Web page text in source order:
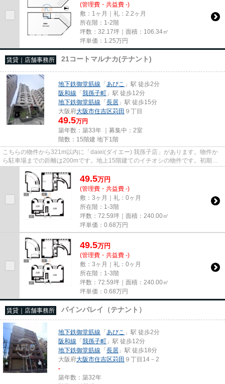
(管理費・共益費 -)
敷：1ヶ月｜礼：2.2ヶ月
所在階：1-2階
坪数：32.17坪｜面積：106.34㎡
坪単価： 1.25万円
賃貸｜店舗事務所 21コートマルナカ(テナント)
地下鉄御堂筋線 「あびこ 」駅 徒歩2分
阪和線 「我孫子町 」駅 徒歩12分
地下鉄御堂筋線 「長居 」駅 徒歩15分
大阪府大阪市住吉区苅田 ９丁目
49.5万円
築年数：築33年 ｜募集中： 2室
階数：15階建 地下1階
こちらの物件から321m以内に「daiei(ダイエー) 我孫子店」があります。物件か
ら駐車場までの距離は200mです。地上15階建てのイチオシの物件です。初期費
用をカードでお支払いいただけ...
49.5万円
(管理費・共益費 -)
敷：3ヶ月｜礼：0ヶ月
所在階：1-3階
坪数：72.59坪｜面積：240.00㎡
坪単価： 0.68万円
49.5万円
(管理費・共益費 -)
敷：3ヶ月｜礼：0ヶ月
所在階：1-3階
坪数：72.59坪｜面積：240.00㎡
坪単価： 0.68万円
賃貸｜店舗事務所 パインバレイ（テナント）
地下鉄御堂筋線 「あびこ 」駅 徒歩2分
阪和線 「我孫子町 」駅 徒歩12分
地下鉄御堂筋線 「長居 」駅 徒歩18分
大阪府大阪市住吉区苅田 ９丁目14－2
-
築年数：築32年